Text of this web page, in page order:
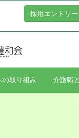
採用エントリー
の取り組み 介護職